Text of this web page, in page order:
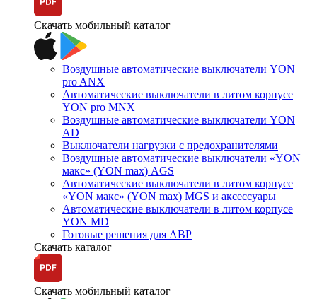
Скачать мобильный каталог
Воздушные автоматические выключатели YON
pro ANX
Автоматические выключатели в литом корпусе
YON pro MNX
Воздушные автоматические выключатели YON
AD
Выключатели нагрузки с предохранителями
Воздушные автоматические выключатели «YON
макс» (YON max) AGS
Автоматические выключатели в литом корпусе
«YON макс» (YON max) MGS и аксессуары
Автоматические выключатели в литом корпусе
YON MD
Готовые решения для АВР
Скачать каталог
Скачать мобильный каталог